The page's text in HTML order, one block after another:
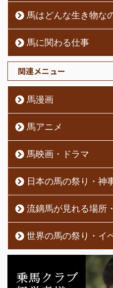
馬はどんな生き物な
馬に関わる仕事
関連メニュー
馬漫画
馬アニメ
馬映画・ドラマ
日本の馬の祭り・神
流鏑馬が見れる場所
世界の馬の祭り・イ